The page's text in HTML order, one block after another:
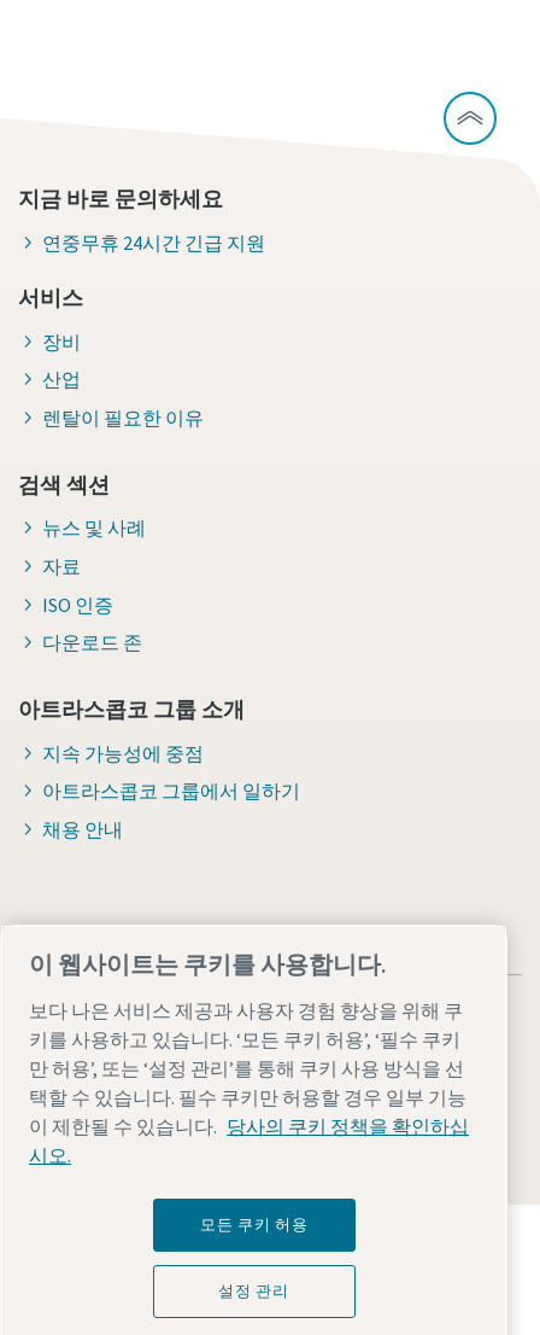
지금 바로 문의하세요
연중무휴 24시간 긴급 지원
서비스
장비
산업
렌탈이 필요한 이유
검색 섹션
뉴스 및 사례
자료
ISO 인증
다운로드 존
아트라스콥코 그룹 소개
지속 가능성에 중점
아트라스콥코 그룹에서 일하기
채용 안내
법률 및 개인 정보 참고 사항설정 관리접근성 사이트 맵
© 2026 Atlas Copco AB
Atlas Copco Group이 어떻게 기술로 미래를 변화시
키는지 확인해 보세요.
Atlas Copco Group 웹사이트 방문하기
이 웹사이트는 쿠키를 사용합니다.
보다 나은 서비스 제공과 사용자 경험 향상을 위해 쿠
키를 사용하고 있습니다. ‘모든 쿠키 허용’, ‘필수 쿠키
만 허용’, 또는 ‘설정 관리’를 통해 쿠키 사용 방식을 선
택할 수 있습니다. 필수 쿠키만 허용할 경우 일부 기능
이 제한될 수 있습니다. 당사의 쿠키 정책을 확인하십
시오.
모든 쿠키 허용
설정 관리